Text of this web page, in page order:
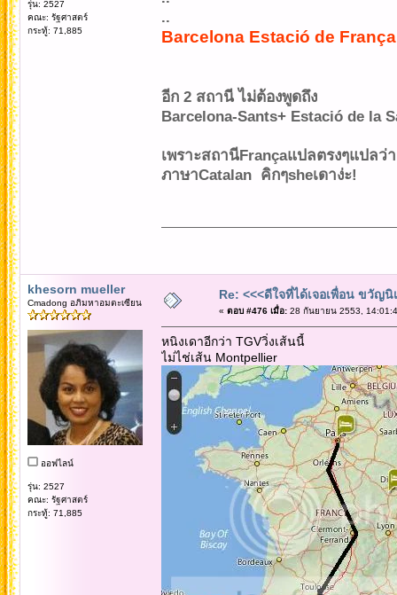
รุ่น: 2527
คณะ: รัฐศาสตร์
กระทู้: 71,885
..
Barcelona Estació de França
อีก 2 สถานี ไม่ต้องพูดถึง
Barcelona-Sants+ Estació de la
เพราะสถานีFrançaแปลตรงๆแปล
ภาษาCatalan คิกๆsheเดาง่ะ!
khesorn mueller
Cmadong อภิมหาอมตะเซียน
ออฟไลน์
รุ่น: 2527
คณะ: รัฐศาสตร์
กระทู้: 71,885
Re: <<<ดีใจที่ได้เจอเพื่อน ขวัญนิ
« ตอบ #476 เมื่อ:28 กันยายน 2553,
หนิงเดาอีกว่า TGVวิ่งเส้นนี้
ไม่ไช่เส้น Montpellier